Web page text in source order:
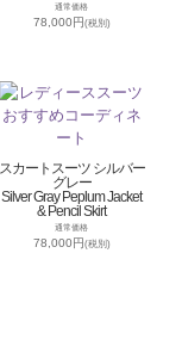
通常価格
78,000円(税別)
スカートスーツ シルバー
グレー
Silver Gray Peplum Jacket
& Pencil Skirt
通常価格
78,000円(税別)